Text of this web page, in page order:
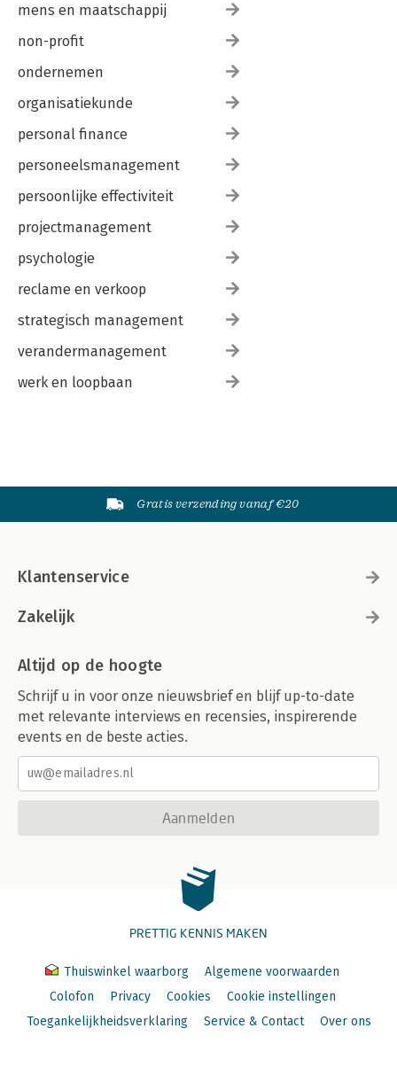
mens en maatschappij
non-profit
ondernemen
organisatiekunde
personal finance
personeelsmanagement
persoonlijke effectiviteit
projectmanagement
psychologie
reclame en verkoop
strategisch management
verandermanagement
werk en loopbaan
Gratis verzending vanaf €20
Klantenservice
Zakelijk
Altijd op de hoogte
Schrijf u in voor onze nieuwsbrief en blijf up-to-date
met relevante interviews en recensies, inspirerende
events en de beste acties.
Aanmelden
PRETTIG KENNIS MAKEN
Thuiswinkel waarborg
Algemene voorwaarden
Colofon
Privacy Cookies
Cookie instellingen
Toegankelijkheidsverklaring
Service & Contact Over ons